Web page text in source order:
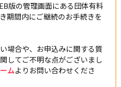
版の管理画面にある団体有料
期間内にご継続のお手続きを
場合や、お申込みに関する質
してご不明な点がございまし
ムよりお問い合わせくださ